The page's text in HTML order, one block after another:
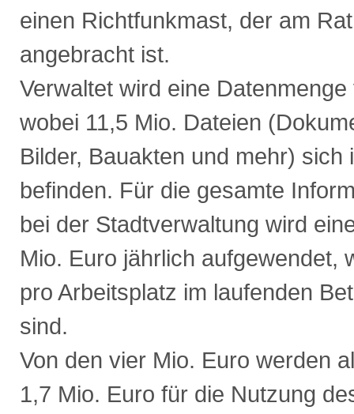
einen Richtfunkmast, der am
angebracht ist.
Verwaltet wird eine
wobei 11,5 Mio. Dateien
Bilder, Bauakten und mehr) sich
befinden. Für die gesamte
bei der Stadtverwaltung wird
Mio. Euro jährlich aufgewendet,
pro Arbeitsplatz im laufenden
sind.
Von den vier Mio. Euro werden
1,7 Mio. Euro für die Nutzung